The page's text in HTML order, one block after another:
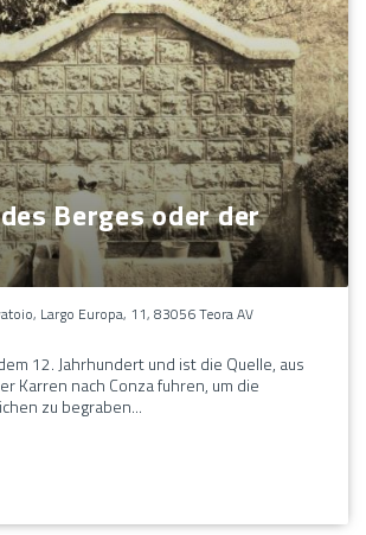
Berges oder der
Largo Europa, 11, 83056 Teora AV
12. Jahrhundert und ist die Quelle, aus
Karren nach Conza fuhren, um die
zu begraben...